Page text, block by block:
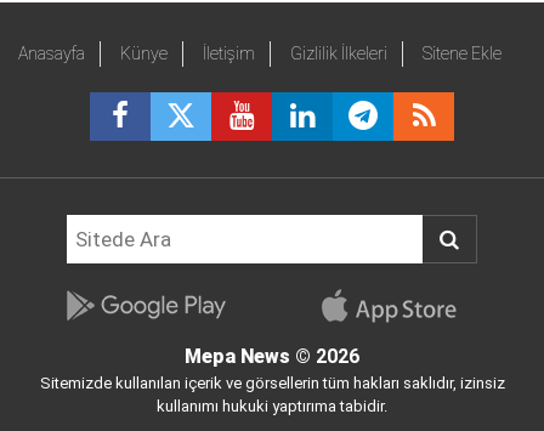
Anasayfa Künye İletişim Gizlilik İlkeleri Sitene Ekle
Mepa News © 2026
Sitemizde kullanılan içerik ve görsellerin tüm hakları saklıdır, izinsiz
kullanımı hukuki yaptırıma tabidir.